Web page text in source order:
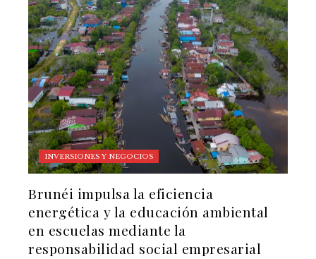
INVERSIONES Y NEGOCIOS
Brunéi impulsa la eficiencia
energética y la educación ambiental
en escuelas mediante la
responsabilidad social empresarial